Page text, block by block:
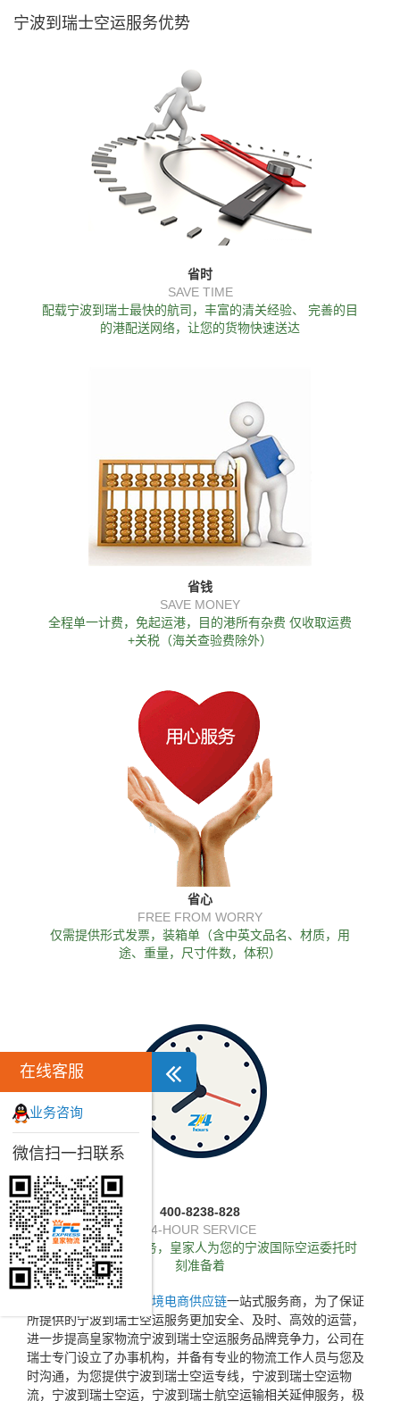
宁波到瑞士空运服务优势
省时
SAVE TIME
配载宁波到瑞士最快的航司，丰富的清关经验、 完善的目
的港配送网络，让您的货物快速送达
省钱
SAVE MONEY
全程单一计费，免起运港，目的港所有杂费 仅收取运费
+关税（海关查验费除外）
省心
FREE FROM WORRY
仅需提供形式发票，装箱单（含中英文品名、材质，用
途、重量，尺寸件数，体积）
400-8238-828
24-HOUR SERVICE
独家推出24小时服务，皇家人为您的宁波国际空运委托时
刻准备着
跨境电商供应链一站式服务商，为了保证
所提供的宁波到瑞士空运服务更加安全、及时、高效的运营，
进一步提高皇家物流宁波到瑞士空运服务品牌竞争力，公司在
瑞士专门设立了办事机构，并备有专业的物流工作人员与您及
时沟通，为您提供宁波到瑞士空运专线，宁波到瑞士空运物
流，宁波到瑞士空运，宁波到瑞士航空运输相关延伸服务，极
在线客服
业务咨询
微信扫一扫联系